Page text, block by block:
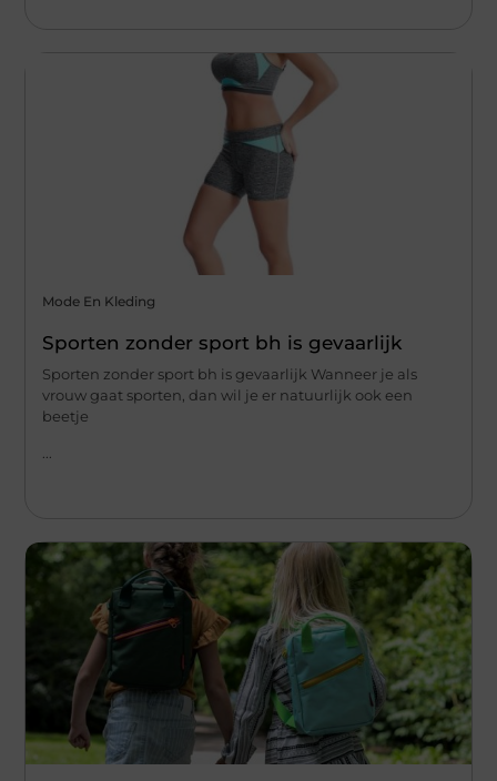
Mode En Kleding
Sporten zonder sport bh is gevaarlijk
Sporten zonder sport bh is gevaarlijk Wanneer je als
vrouw gaat sporten, dan wil je er natuurlijk ook een
beetje